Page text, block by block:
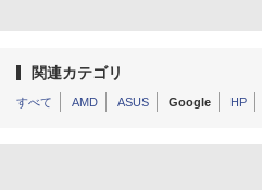
関連カテゴリ
すべて AMD ASUS Google HP